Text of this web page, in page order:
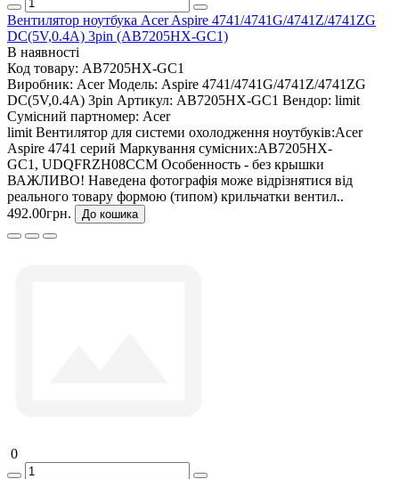
Вентилятор ноутбука Acer Aspire 4741/4741G/4741Z/4741ZG
DC(5V,0.4A) 3pin (AB7205HX-GC1)
В наявності
Код товару: AB7205HX-GC1
Виробник: Acer Модель: Aspire 4741/4741G/4741Z/4741ZG
DC(5V,0.4A) 3pin Артикул: AB7205HX-GC1 Вендор: limit
Сумісний партномер: Acer
limit Вентилятор для системи охолодження ноутбуків:Acer
Aspire 4741 серий Маркування сумісних:AB7205HX-
GC1, UDQFRZH08CCM Особенность - без крышки
ВАЖЛИВО! Наведена фотографія може відрізнятися від
реального товару формою (типом) крильчатки вентил..
492.00грн.
До кошика
0